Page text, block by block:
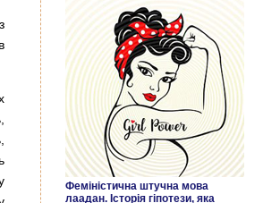
Феміністична штучна мова
лаадан. Історія гіпотези, яка